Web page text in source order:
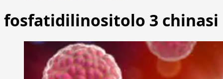
fosfatidilinositolo 3 chinasi